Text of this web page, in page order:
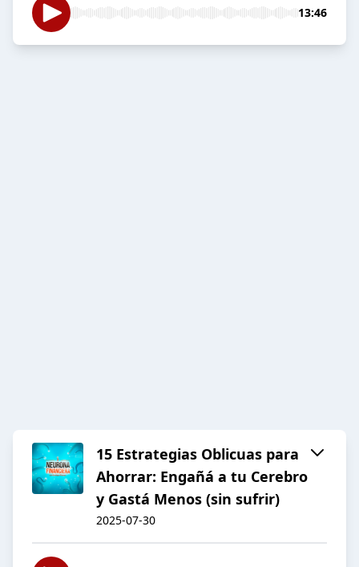
13:46
15 Estrategias Oblicuas para
Ahorrar: Engañá a tu Cerebro
y Gastá Menos (sin sufrir)
2025-07-30